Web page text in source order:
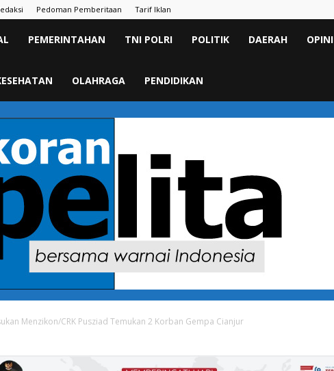
Pedoman Pemberitaan Tarif Iklan
PEMERINTAHAN TNI POLRI POLITIK DAERAH OPINI
OLAHRAGA PENDIDIKAN
Menzikon/CRK Pusziad Temukan 2 Korban Gempa Cianjur